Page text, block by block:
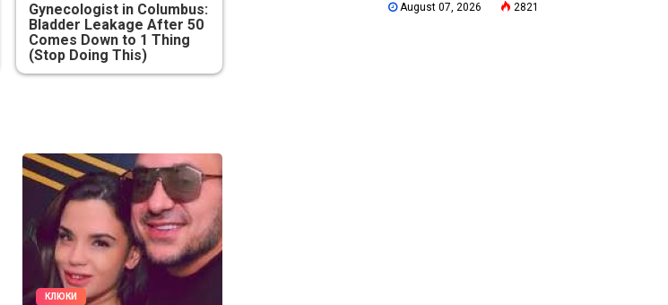
Gynecologist in Columbus:
Bladder Leakage After 50
Comes Down to 1 Thing
(Stop Doing This)
КЛЮКИ
August 07, 2026 2821